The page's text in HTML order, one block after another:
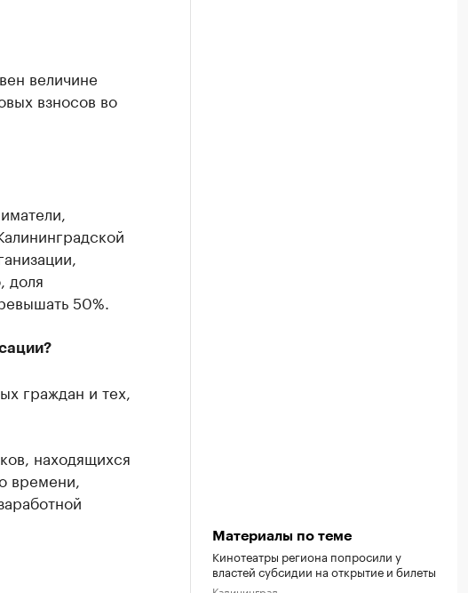
величине
взносов во
доля
50%.
граждан и тех,
находящихся
времени,
Материалы по теме
Кинотеатры региона попросили у
властей субсидии на открытие и билеты